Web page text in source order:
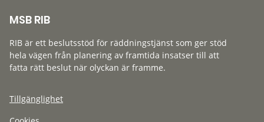
MSB RIB
RIB är ett beslutsstöd för räddningstjänst som ger stöd
hela vägen från planering av framtida insatser till att
fatta rätt beslut när olyckan är framme.
Tillgänglighet